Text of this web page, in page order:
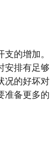
的增加。
安排有足够
况的好坏对
准备更多的